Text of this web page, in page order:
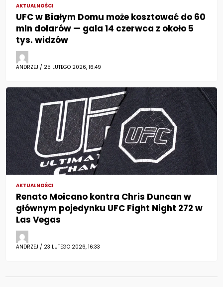
AKTUALNOŚCI
UFC w Białym Domu może kosztować do 60
mln dolarów — gala 14 czerwca z około 5
tys. widzów
ANDRZEJ / 25 LUTEGO 2026, 16:49
AKTUALNOŚCI
Renato Moicano kontra Chris Duncan w
głównym pojedynku UFC Fight Night 272 w
Las Vegas
ANDRZEJ / 23 LUTEGO 2026, 16:33